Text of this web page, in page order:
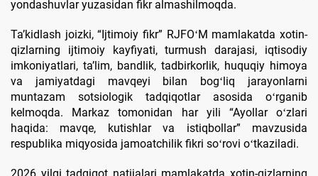
yondashuvlar yuzasidan fikr almashilmoqda.
Taʼkidlash joizki, “Ijtimoiy fikr” RJFOʻM mamlakatda xotin-
qizlarning ijtimoiy kayfiyati, turmush darajasi, iqtisodiy
imkoniyatlari, taʼlim, bandlik, tadbirkorlik, huquqiy himoya
va jamiyatdagi mavqeyi bilan bogʻliq jarayonlarni
muntazam sotsiologik tadqiqotlar asosida oʻrganib
kelmoqda. Markaz tomonidan har yili “Ayollar oʻzlari
haqida: mavqe, kutishlar va istiqbollar” mavzusida
respublika miqyosida jamoatchilik fikri soʻrovi oʻtkaziladi.
2026 yilgi tadqiqot natijalari mamlakatda xotin-qizlarning